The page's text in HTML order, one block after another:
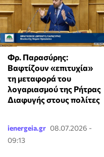
Φρ. Παρασύρης:
Βαφτίζουν «επιτυχία»
τη μεταφορά του
λογαριασμού της Ρήτρας
Διαφυγής στους πολίτες
ienergeia.gr 08.07.2026 -
09:13